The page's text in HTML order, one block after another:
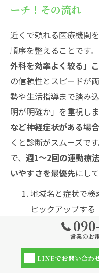
ーチ！その流れ
近くで頼れる医療機関
順序を整えることです。
外科を効率よく絞る」
の信頼性とスピードが
勢や生活指導まで踏み
明が明確か」を重視しま
など神経症状がある場
くと診断がスムーズで
で、 週1〜2回の運動療
いやすさを最優先にし
地域名と症状で検
ピックアップする
公式ページで診
口コミは内容の具
評価だけで判断し
営業のお
LINEでお問い合わ